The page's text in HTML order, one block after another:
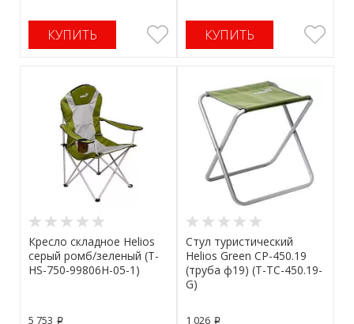
КУПИТЬ КУПИТЬ
Кресло складное Helios
серый ромб/зеленый (T-
HS-750-99806H-05-1)
5 753 p
Стул туристический
Helios Green CP-450.19
(труба ф19) (T-TC-450.19-
G)
1 026 p